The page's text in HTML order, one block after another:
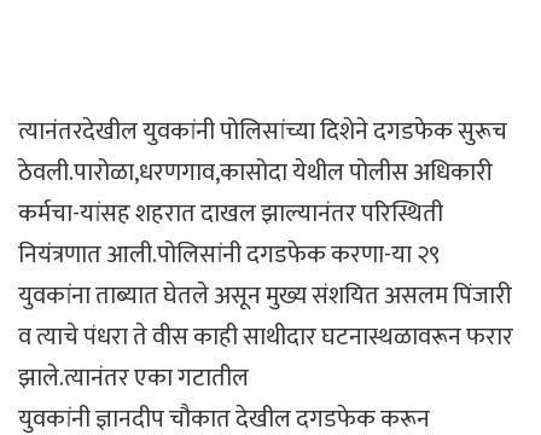
त्यानंतरदेखील युवकांनी पोलिसांच्या दिशेने दगडफेक सुरूच
ठेवली.पारोळा,धरणगाव,कासोदा येथील पोलीस अधिकारी
कर्मचा-यांसह शहरात दाखल झाल्यानंतर परिस्थिती
नियंत्रणात आली.पोलिसांनी दगडफेक करणा-या २९
युवकांना ताब्यात घेतले असून मुख्य संशयित असलम पिंजारी
व त्याचे पंधरा ते वीस काही साथीदार घटनास्थळावरून फरार
झाले.त्यानंतर एका गटातील
युवकांनी ज्ञानदीप चौकात देखील दगडफेक करून